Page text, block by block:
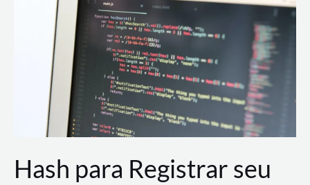
revolucionando
desenvolvimento
Hash para Registrar seu